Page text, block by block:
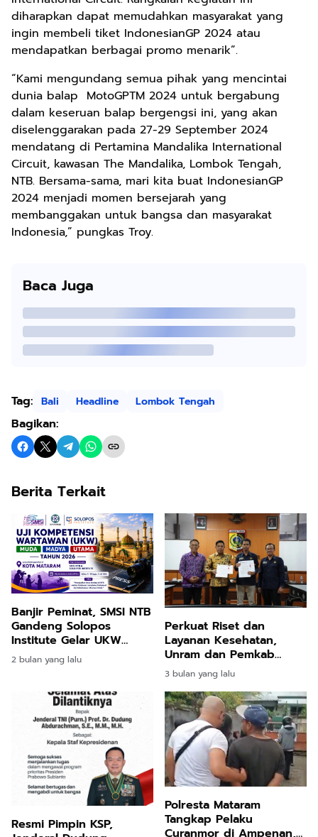
diharapkan dapat memudahkan masyarakat yang
ingin membeli tiket IndonesianGP 2024 atau
mendapatkan berbagai promo menarik”.
“Kami mengundang semua pihak yang mencintai
dunia balap MotoGPTM 2024 untuk bergabung
dalam keseruan balap bergengsi ini, yang akan
diselenggarakan pada 27-29 September 2024
mendatang di Pertamina Mandalika International
Circuit, kawasan The Mandalika, Lombok Tengah,
NTB. Bersama-sama, mari kita buat IndonesianGP
2024 menjadi momen bersejarah yang
membanggakan untuk bangsa dan masyarakat
Indonesia,” pungkas Troy.
Baca Juga
Tag: Bali Headline Lombok Tengah
Bagikan:
Berita Terkait
Banjir Peminat, SMSI NTB
Gandeng Solopos
Institute Gelar UKW
Jenjang Muda, Madya
hingga Utama
2 bulan yang lalu
Perkuat Riset dan
Layanan Kesehatan,
Unram dan Pemkab
Lotim Bangun ITSRC dan
Klinik Kelautan
3 bulan yang lalu
Resmi Pimpin KSP,
Polresta Mataram
Tangkap Pelaku
Curanmor di Ampenan,